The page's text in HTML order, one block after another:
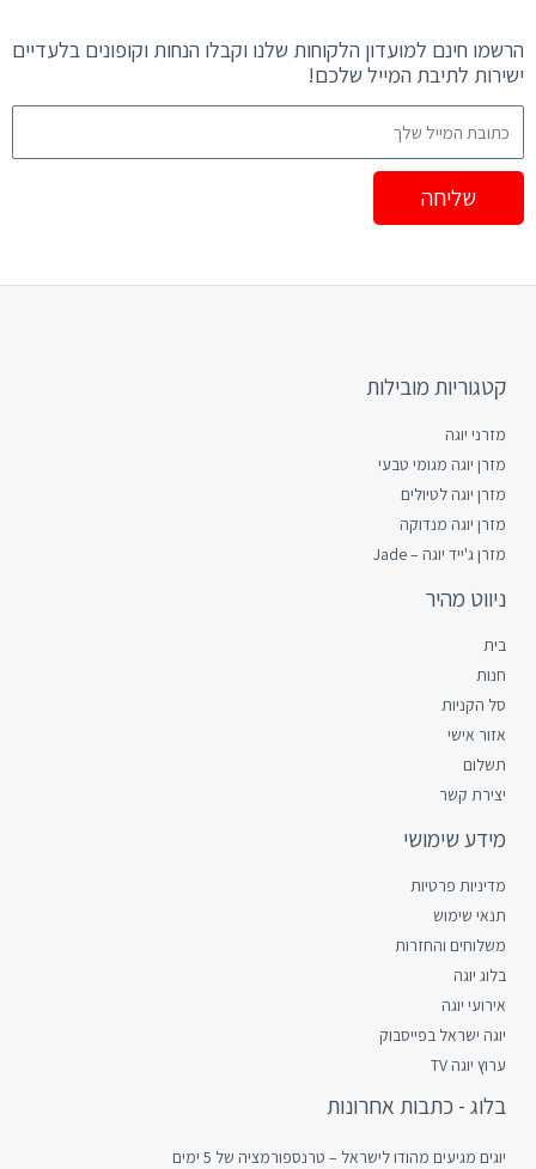
הרשמו חינם למועדון הלקוחות שלנו וקבלו הנחות וקופונים בלעדיים
ישירות לתיבת המייל שלכם!
שליחה
קטגוריות מובילות
מזרני יוגה
מזרן יוגה מגומי טבעי
מזרן יוגה לטיולים
מזרן יוגה מנדוקה
מזרן ג'ייד יוגה – Jade
ניווט מהיר
בית
חנות
סל הקניות
אזור אישי
תשלום
יצירת קשר
מידע שימושי
מדיניות פרטיות
תנאי שימוש
משלוחים והחזרות
בלוג יוגה
אירועי יוגה
יוגה ישראל בפייסבוק
ערוץ יוגה TV
בלוג - כתבות אחרונות
יוגים מגיעים מהודו לישראל – טרנספורמציה של 5 ימים